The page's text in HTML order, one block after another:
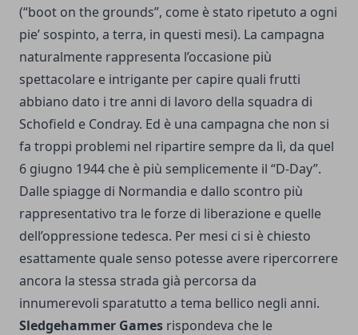
(“boot on the grounds”, come è stato ripetuto a ogni
pie’ sospinto, a terra, in questi mesi). La campagna
naturalmente rappresenta l’occasione più
spettacolare e intrigante per capire quali frutti
abbiano dato i tre anni di lavoro della squadra di
Schofield e Condray. Ed è una campagna che non si
fa troppi problemi nel ripartire sempre da lì, da quel
6 giugno 1944 che è più semplicemente il “D-Day”.
Dalle spiagge di Normandia e dallo scontro più
rappresentativo tra le forze di liberazione e quelle
dell’oppressione tedesca. Per mesi ci si è chiesto
esattamente quale senso potesse avere ripercorrere
ancora la stessa strada già percorsa da
innumerevoli sparatutto a tema bellico negli anni.
Sledgehammer Games rispondeva che le